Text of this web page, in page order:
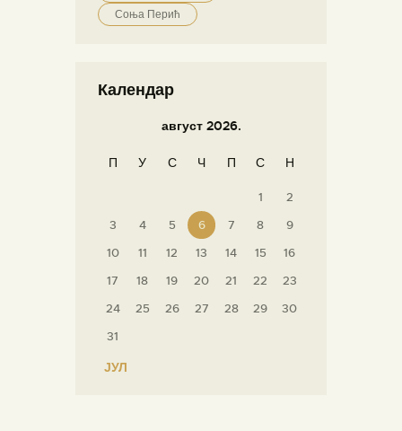
Соња Перић
Календар
август 2026.
П У С Ч П С Н
1
2
3
4 5 6 7 8
9
10
11 12 13 14 15
16
17
18 19 20 21 22
23
24
25 26 27 28 29
30
31
« ЈУЛ